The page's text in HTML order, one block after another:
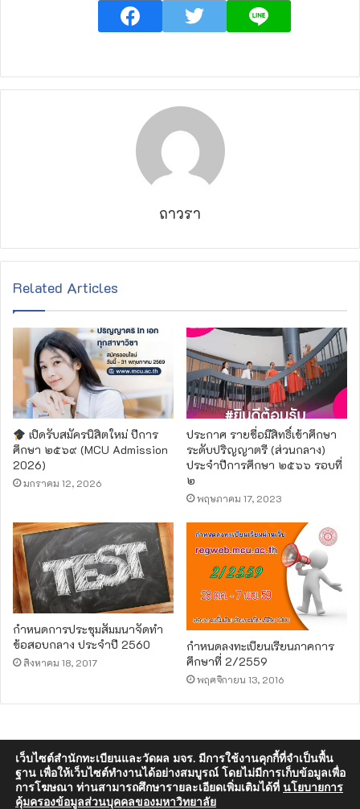
ถาวรา
Related Articles
เปิดรับสมัครนิสิตใหม่ ปีการ
ศึกษา ๒๕๖๙ (MCU Admission
2026)
มกราคม 12, 2026
ประกาศ รายชื่อมีสิทธิ์เข้าศึกษา
ระดับปริญญาตรี (ส่วนกลาง)
ประจำปีการศึกษา ๒๕๖๖ รอบที่
๒
พฤษภาคม 17, 2023
กำหนดการประชุมสัมมนาจัดทำ
ข้อสอบกลาง ประจำปี 2560
สิงหาคม 18, 2017
กำหนดลงทะเบียนเรียนภาคการ
ศึกษาที่ 2/2559
พฤศจิกายน 13, 2016
© สำนักทะเบียนและวัดผล มหาวิทยาลัยมหาจุฬาลงกรณราชวิทยาลัย 2026,
All Rights Reserved | Designed and Developed by Dhawara
เว็บไซต์สำนักทะเบียนและวัดผล มจร. มีการใช้งานคุกกี้ที่จำเป็นพื้น
ฐาน เพื่อให้เว็บไซต์ทำงานได้อย่างสมบูรณ์ โดยไม่มีการเก็บข้อมูลเพื่อ
การโฆษณา ท่านสามารถศึกษารายละเอียดเพิ่มเติมได้ที่ นโยบายการ
คุ้มครองข้อมูลส่วนบุคคลของมหาวิทยาลัย